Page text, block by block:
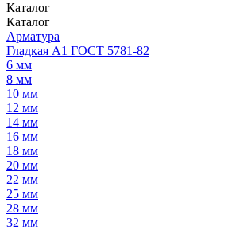
Каталог
Каталог
Арматура
Гладкая А1 ГОСТ 5781-82
6 мм
8 мм
10 мм
12 мм
14 мм
16 мм
18 мм
20 мм
22 мм
25 мм
28 мм
32 мм